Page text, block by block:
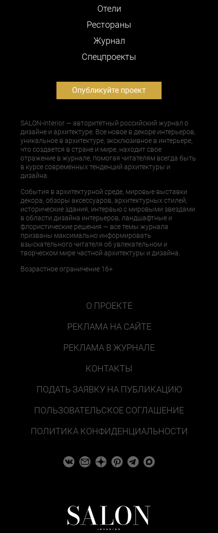
Отели
Рестораны
Журнал
Cпецпроекты
Опубликуйте проект
SALON-interior — авторитетный российский журнал о
дизайне и архитектуре. Все новое в декоре интерьеров,
уникальное в архитектуре, эксклюзивное в интерьере,
что создается в стране и мире, находит свое
отражение в журнале, помогая читателям всегда быть
в курсе современных тенденций архитектуры и
дизайна.
События в архитектурной среде, мировые выставки
декора, обзоры аксессуаров, архитектурных стилей,
исторические здания, интервью с мировыми звездами
в области дизайна интерьеров, ландшафтные и
флористические решения — все темы журнала
призваны максимально информировать
взыскательного читателя об увлекательном и
творческом мире частной архитектуры и дизайна.
Возрастное ограничение 16+
О ПРОЕКТЕ
РЕКЛАМА НА САЙТЕ
РЕКЛАМА В ЖУРНАЛЕ
КОНТАКТЫ
ПОДАТЬ ЗАЯВКУ НА ПУБЛИКАЦИЮ
ПОЛЬЗОВАТЕЛЬСКОЕ СОГЛАШЕНИЕ
ПОЛИТИКА КОНФИДЕНЦИАЛЬНОСТИ